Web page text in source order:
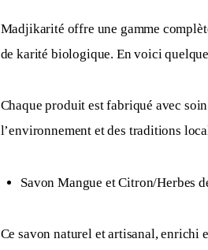
Madjikarité offre une gamme
de karité biologique. En voici
Chaque produit est fabriqué avec
l’environnement et des traditions
Savon Mangue et Citron/Herbes
Ce savon naturel et artisanal, enrichi